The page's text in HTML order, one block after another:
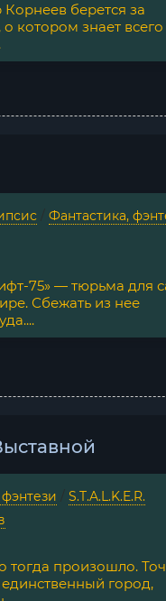
берется за
котором знает всего
Фантастика,
75» — тюрьма для
Сбежать из нее
S.T.A.L.K.E.R.
тогда произошло.
город,